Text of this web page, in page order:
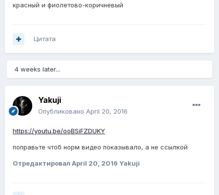
красный и фиолетово-коричневый
Цитата
4 weeks later...
Yakuji
Опубликовано April 20, 2016
https://youtu.be/ooBSiFZDUKY
поправьте чтоб норм видео показывало, а не ссылкой
Отредактировал April 20, 2016 Yakuji